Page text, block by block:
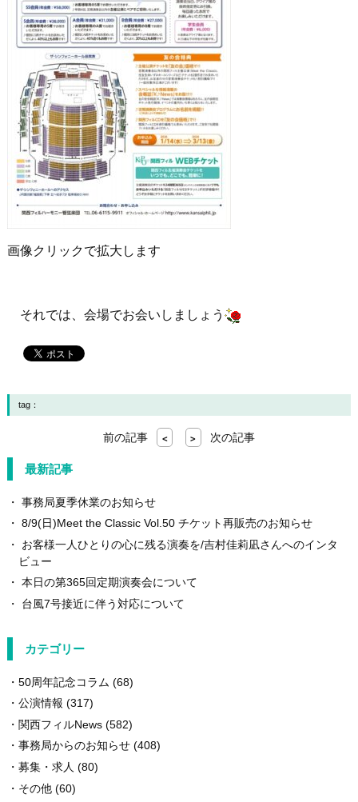
画像クリックで拡大します
それでは、会場でお会いしましょう
tag：
前の記事 < > 次の記事
最新記事
事務局夏季休業のお知らせ
8/9(日)Meet the Classic Vol.50 チケット再販売のお知らせ
お客様一人ひとりの心に残る演奏を/吉村佳莉凪さんへのインタ
ビュー
本日の第365回定期演奏会について
台風7号接近に伴う対応について
カテゴリー
50周年記念コラム (68)
公演情報 (317)
関西フィルNews(582)
事務局からのお知らせ(408)
募集・求人 (80)
その他(60)